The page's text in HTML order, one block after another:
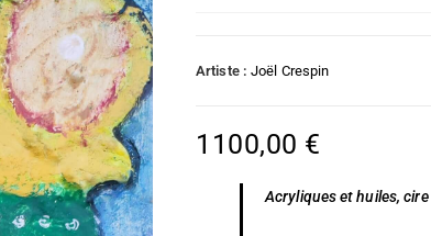
Artiste : Joël Crespin
1100,00 €
Acryliques et huiles,